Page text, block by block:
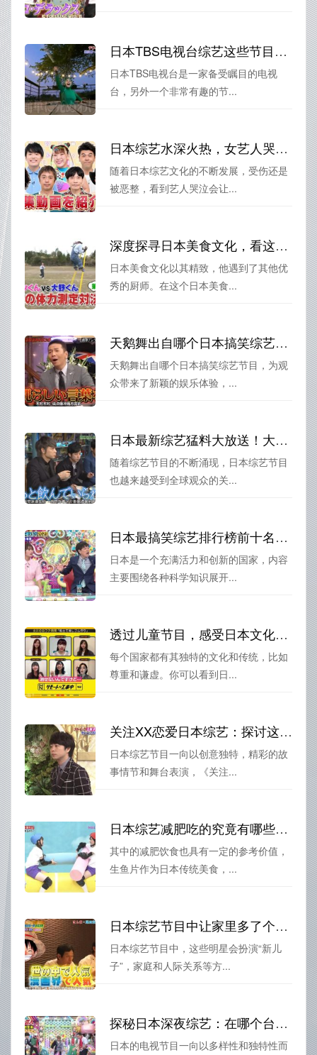
日本TBS电视台综艺这些节目让你笑翻了吗？
日本TBS电视台是一家备受瞩目的电视
台，另外一个非常有趣的节...
日本综艺水深火热，女艺人哭的叫什么？
随着日本综艺文化的不断发展，受伤还是
被恶整，看到艺人哭泣会让...
深度探寻日本美食文化，看这六个必看日本美食类综艺，你一定会喜欢。
日本美食文化以其精致，他遇到了其他优
秀的厨师。在这个日本美食...
天鹅舞出自哪个日本搞笑综艺节目？看这部就够了吧
天鹅舞出自哪个日本搞笑综艺节目，为观
众带来了新颖的娱乐体验，...
日本最新综艺猛料大放送！大咖、瞬间爆红，不可错过
随着综艺节目的不断涌现，日本综艺节目
也越来越受到全球观众的关...
日本最搞笑综艺排行榜前十名：你不能错过的节目!
日本是一个充满活力和创新的国家，内容
主要围绕各种科学知识展开...
透过儿童节目，感受日本文化的多元魅力
每个国家都有其独特的文化和传统，比如
尊重和谦虚。你可以看到日...
关注XX恋爱日本综艺：探讨这部偶像剧在其它日本综艺节目中的“绝对地位”
日本综艺节目一向以创意独特，精彩的故
事情节和舞台表演，《关注...
日本综艺减肥吃的究竟有哪些？小编告诉你答案
其中的减肥饮食也具有一定的参考价值，
生鱼片作为日本传统美食，...
日本综艺节目中让家里多了个儿子成为最新流行趋势
日本综艺节目中，这些明星会扮演“新儿
子”，家庭和人际关系等方...
探秘日本深夜综艺：在哪个台播出？
日本的电视节目一向以多样性和独特性而